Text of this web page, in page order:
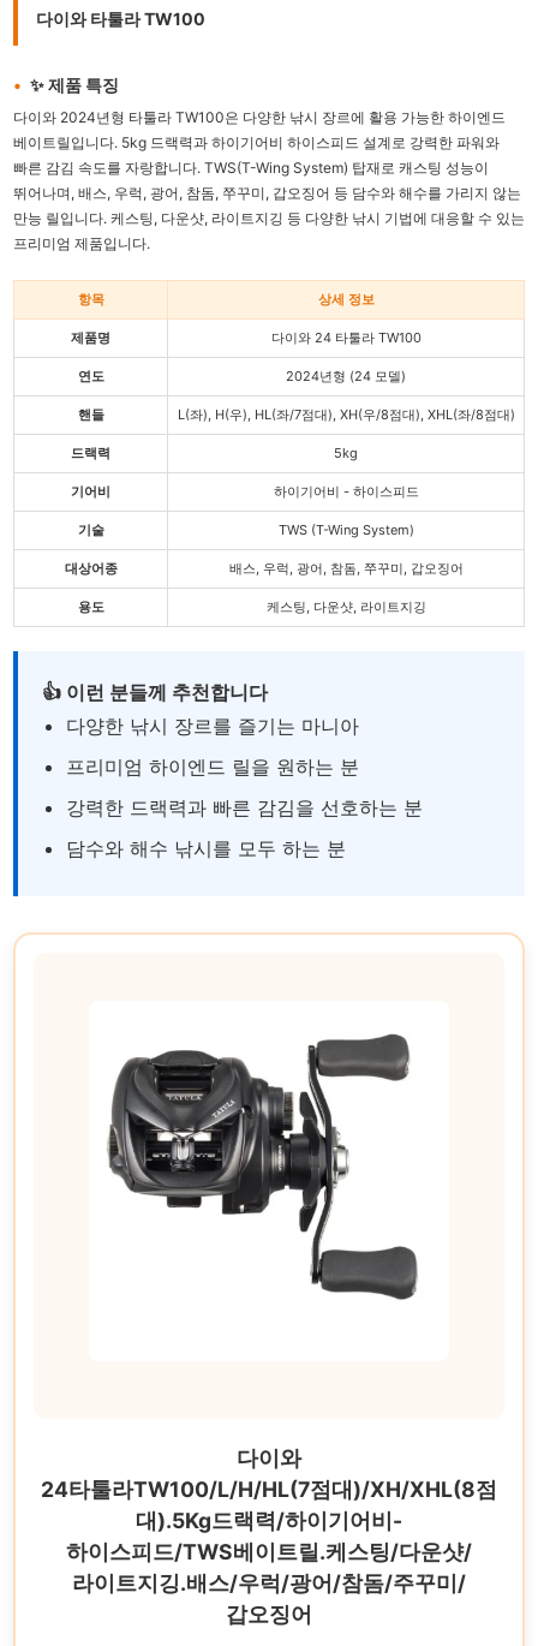
다이와 타툴라 TW100
✨ 제품 특징
다이와 2024년형 타툴라 TW100은 다양한 낚시 장르에 활용 가능한 하이엔드
베이트릴입니다. 5kg 드랙력과 하이기어비 하이스피드 설계로 강력한 파워와
빠른 감김 속도를 자랑합니다. TWS(T-Wing System) 탑재로 캐스팅 성능이
뛰어나며, 배스, 우럭, 광어, 참돔, 쭈꾸미, 갑오징어 등 담수와 해수를 가리지 않는
만능 릴입니다. 케스팅, 다운샷, 라이트지깅 등 다양한 낚시 기법에 대응할 수 있는
프리미엄 제품입니다.
항목 상세 정보
제품명 다이와 24 타툴라 TW100
연도 2024년형 (24 모델)
핸들 L(좌), H(우), HL(좌/7점대), XH(우/8점대), XHL(좌/8점대)
드랙력 5kg
기어비 하이기어비 - 하이스피드
기술 TWS (T-Wing System)
대상어종 배스, 우럭, 광어, 참돔, 쭈꾸미, 갑오징어
용도 케스팅, 다운샷, 라이트지깅
👍 이런 분들께 추천합니다
다양한 낚시 장르를 즐기는 마니아
프리미엄 하이엔드 릴을 원하는 분
강력한 드랙력과 빠른 감김을 선호하는 분
담수와 해수 낚시를 모두 하는 분
다이와
24타툴라TW100/L/H/HL(7점대)/XH/XHL(8점
대).5Kg드랙력/하이기어비-
하이스피드/TWS베이트릴.케스팅/다운샷/
라이트지깅.배스/우럭/광어/참돔/주꾸미/
갑오징어